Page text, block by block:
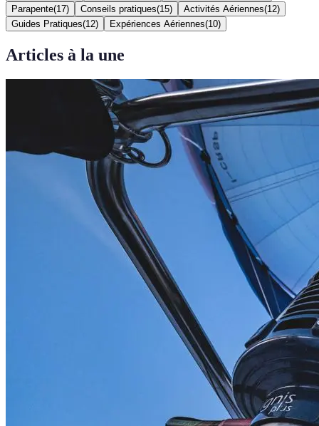
Parapente(17) Conseils pratiques(15) Activités Aériennes(12)
Guides Pratiques(12) Expériences Aériennes(10)
Articles à la une